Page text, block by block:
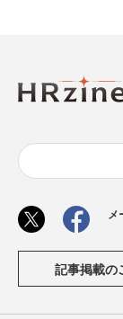
メ
記事掲載の